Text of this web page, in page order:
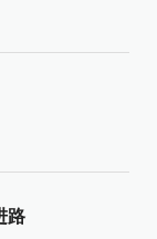
路